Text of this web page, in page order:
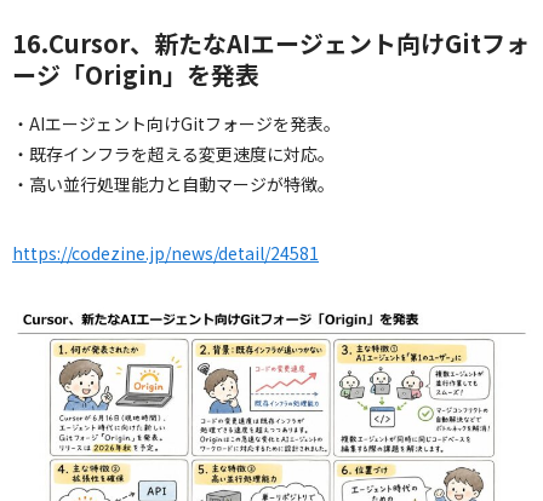
16.Cursor、新たなAIエージェント向けGitフォ
ージ「Origin」を発表
・AIエージェント向けGitフォージを発表。
・既存インフラを超える変更速度に対応。
・高い並行処理能力と自動マージが特徴。
https://codezine.jp/news/detail/24581